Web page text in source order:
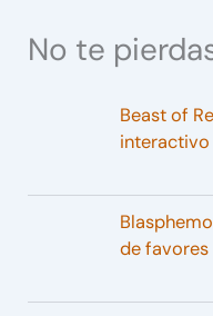
No te
Beast of
interactivo
de favores